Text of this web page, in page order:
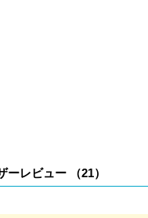
ーレビュー （21）